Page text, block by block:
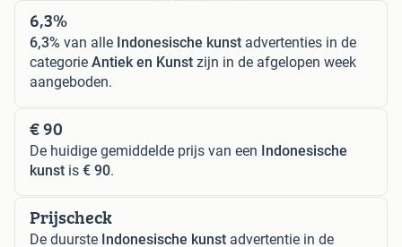
6,3%
6,3% van alle Indonesische kunst advertenties in de
categorie Antiek en Kunst zijn in de afgelopen week
aangeboden.
€ 90
De huidige gemiddelde prijs van een Indonesische
kunst is € 90.
Prijscheck
De duurste Indonesische kunst advertentie in de